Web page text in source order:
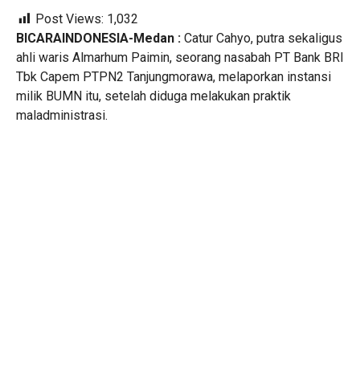
Post Views: 1,032
BICARAINDONESIA-Medan : Catur Cahyo, putra sekaligus
ahli waris Almarhum Paimin, seorang nasabah PT Bank BRI
Tbk Capem PTPN2 Tanjungmorawa, melaporkan instansi
milik BUMN itu, setelah diduga melakukan praktik
maladministrasi.